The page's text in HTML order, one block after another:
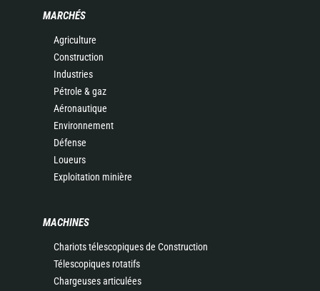
MARCHÉS
Agriculture
Construction
Industries
Pétrole & gaz
Aéronautique
Environnement
Défense
Loueurs
Exploitation minière
MACHINES
Chariots télescopiques de Construction
Télescopiques rotatifs
Chargeuses articulées